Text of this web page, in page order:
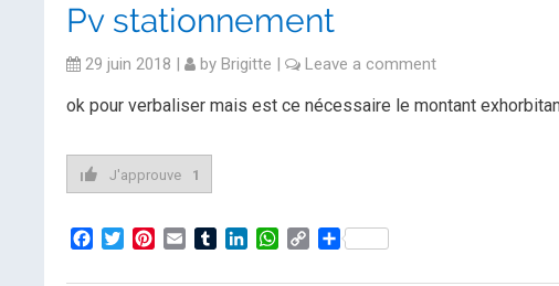
Pv stationnement
29 juin 2018 | by Brigitte | Leave a comment
ok pour verbaliser mais est ce nécessaire le montant
J'approuve 1
Facebook
TwitterPinterest
Email TumblrLinkedInWhatsApp
CopyPartager